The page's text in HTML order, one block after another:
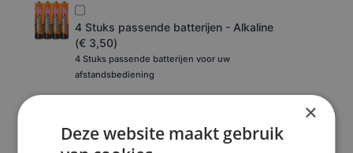
4 Stuks passende batterijen - Alkaline
(€ 3,50)
4 Stuks passende batterijen voor uw
afstandsbediening
×
Deze website maakt gebruik